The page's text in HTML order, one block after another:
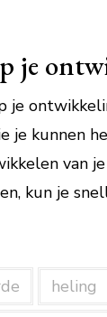
je
je
je kunnen
van
kun je
heling